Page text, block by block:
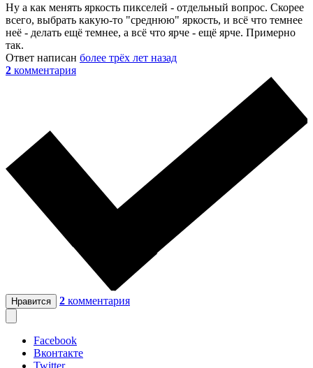
Ну а как менять яркость пикселей - отдельный вопрос. Скорее
всего, выбрать какую-то "среднюю" яркость, и всё что темнее
неё - делать ещё темнее, а всё что ярче - ещё ярче. Примерно
так.
Ответ написан более трёх лет назад
2 комментария
Нравится 2 комментария
Facebook
Вконтакте